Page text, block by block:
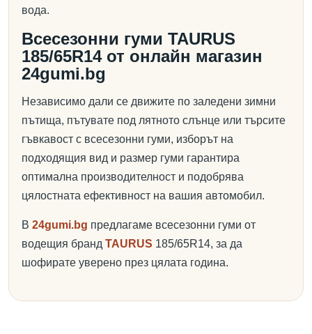
вода.
Всесезонни гуми TAURUS
185/65R14 от онлайн магазин
24gumi.bg
Независимо дали се движите по заледени зимни
пътища, пътувате под лятното слънце или търсите
гъвкавост с всесезонни гуми, изборът на
подходящия вид и размер гуми гарантира
оптимална производителност и подобрява
цялостната ефективност на вашия автомобил.
В 24gumi.bg предлагаме всесезонни гуми от
водещия бранд TAURUS 185/65R14, за да
шофирате уверено през цялата година.